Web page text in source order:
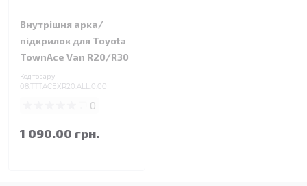
Внутрішня арка/
підкрилок для Toyota
TownAce Van R20/R30
Код товару:
08.TTTACEXR20.ALL.0.00
0
1 090.00 грн.